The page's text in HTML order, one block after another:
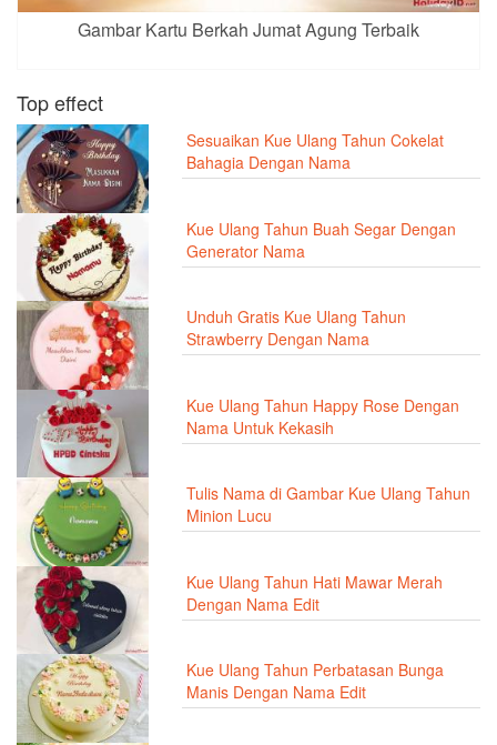
Gambar Kartu Berkah Jumat Agung Terbaik
Top effect
Sesuaikan Kue Ulang Tahun Cokelat
Bahagia Dengan Nama
Kue Ulang Tahun Buah Segar Dengan
Generator Nama
Unduh Gratis Kue Ulang Tahun
Strawberry Dengan Nama
Kue Ulang Tahun Happy Rose Dengan
Nama Untuk Kekasih
Tulis Nama di Gambar Kue Ulang Tahun
Minion Lucu
Kue Ulang Tahun Hati Mawar Merah
Dengan Nama Edit
Kue Ulang Tahun Perbatasan Bunga
Manis Dengan Nama Edit